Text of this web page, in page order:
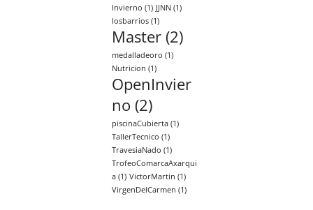
Invierno (1) JJNN (1)
losbarrios (1)
Master (2)
medalladeoro (1)
Nutricion (1)
OpenInvier
no (2)
piscinaCubierta (1)
TallerTecnico (1)
TravesiaNado (1)
TrofeoComarcaAxarqui
a (1) VictorMartin (1)
VirgenDelCarmen (1)